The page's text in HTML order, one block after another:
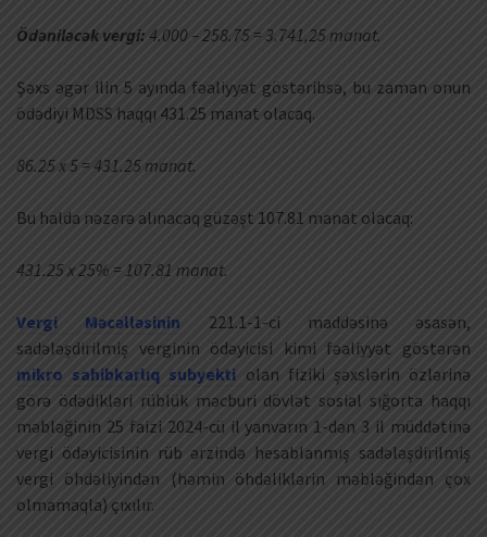
Ödəniləcək vergi: 4.000 – 258.75 = 3.741,25 manat.
Şəxs əgər ilin 5 ayında fəaliyyət göstəribsə, bu zaman onun
ödədiyi MDSS haqqı 431.25 manat olacaq.
86.25 x 5 = 431.25 manat.
Bu halda nəzərə alınacaq güzəşt 107.81 manat olacaq:
431.25 x 25% = 107.81 manat.
Vergi Məcəlləsinin 221.1-1-ci maddəsinə əsasən,
sadələşdirilmiş verginin ödəyicisi kimi fəaliyyət göstərən
mikro sahibkarlıq subyekti olan fiziki şəxslərin özlərinə
görə ödədikləri rüblük məcburi dövlət sosial sığorta haqqı
məbləğinin 25 faizi 2024-cü il yanvarın 1-dən 3 il müddətinə
vergi ödəyicisinin rüb ərzində hesablanmış sadələşdirilmiş
vergi öhdəliyindən (həmin öhdəliklərin məbləğindən çox
olmamaqla) çıxılır.